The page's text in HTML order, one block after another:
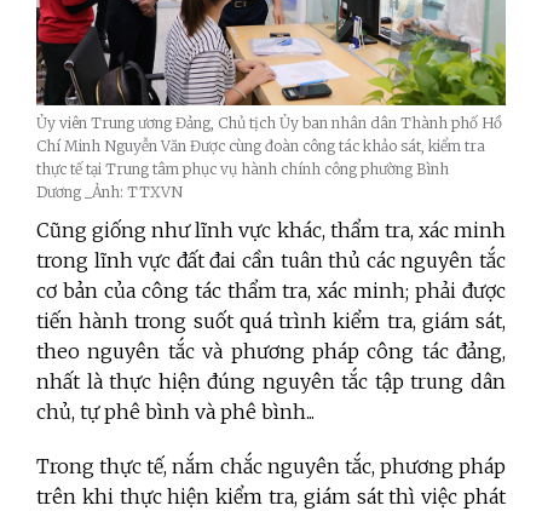
Ủy viên Trung ương Đảng, Chủ tịch Ủy ban nhân dân Thành phố Hồ
Chí Minh Nguyễn Văn Được cùng đoàn công tác khảo sát, kiểm tra
thực tế tại Trung tâm phục vụ hành chính công phường Bình
Dương _Ảnh: TTXVN
Cũng giống như lĩnh vực khác, thẩm tra, xác minh
trong lĩnh vực đất đai cần tuân thủ các nguyên tắc
cơ bản của công tác thẩm tra, xác minh; phải được
tiến hành trong suốt quá trình kiểm tra, giám sát,
theo nguyên tắc và phương pháp công tác đảng,
nhất là thực hiện đúng nguyên tắc tập trung dân
chủ, tự phê bình và phê bình...
Trong thực tế, nắm chắc nguyên tắc, phương pháp
trên khi thực hiện kiểm tra, giám sát thì việc phát